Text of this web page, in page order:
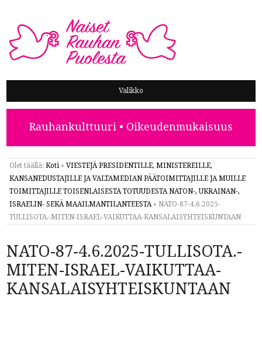
NAISET RAUHAN PUOLESTA
Valikko
Rauhankulttuuri • Oikeudenmukaisuus
Olet täällä: Koti » VIESTEJÄ PRESIDENTILLE, MINISTEREILLE,
KANSANEDUSTAJILLE JA VALTAMEDIAN PÄÄTOIMITTAJILLE JA MUILLE
TOIMITTAJILLE TOISENLAISESTA TOTUUDESTA NATON-, UKRAINAN-,
ISRAELIN- SEKÄ MAAILMANTILANTEESTA » NATO-87-4.6.2025-
TULLISOTA.-MITEN-ISRAEL-VAIKUTTAA-KANSALAISYHTEISKUNTAAN
NATO-87-4.6.2025-TULLISOTA.-
MITEN-ISRAEL-VAIKUTTAA-
KANSALAISYHTEISKUNTAAN